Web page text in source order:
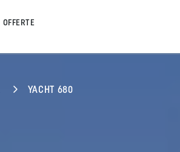
OFFERTE
YACHT 680